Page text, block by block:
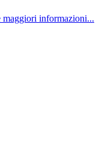
maggiori informazioni...